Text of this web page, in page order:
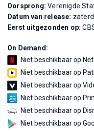
Oorsprong:Verenigde
Datum van release:
Eerst uitgezonden op:
On Demand:
Niet beschikbaar op
Niet beschikbaar op
Niet beschikbaar op
Niet beschikbaar op
Niet beschikbaar op
Niet beschikbaar op